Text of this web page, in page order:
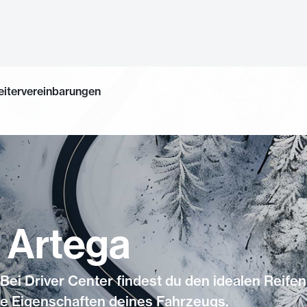
Driver Center findest du den idealen
Eigenschaften deines Fahrzeugs.